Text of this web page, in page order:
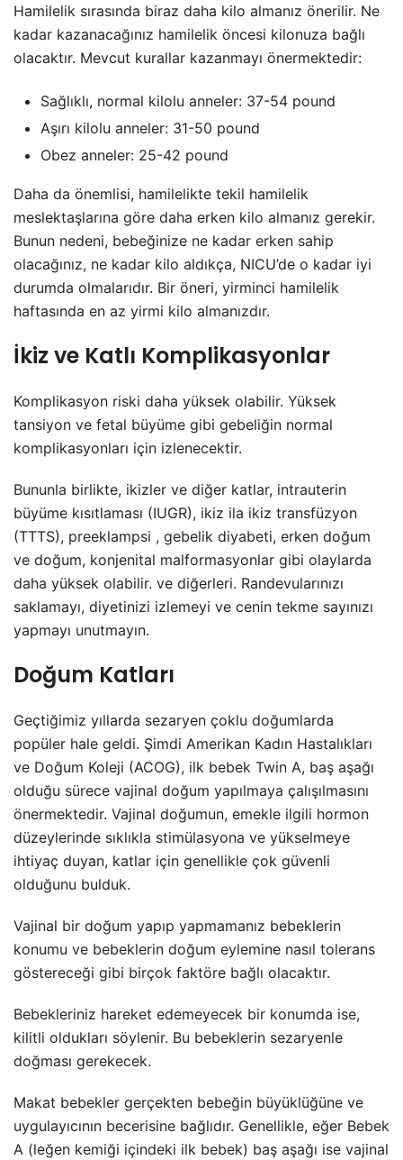
Hamilelik sırasında biraz daha kilo almanız önerilir. Ne
kadar kazanacağınız hamilelik öncesi kilonuza bağlı
olacaktır. Mevcut kurallar kazanmayı önermektedir:
Sağlıklı, normal kilolu anneler: 37-54 pound
Aşırı kilolu anneler: 31-50 pound
Obez anneler: 25-42 pound
Daha da önemlisi, hamilelikte tekil hamilelik
meslektaşlarına göre daha erken kilo almanız gerekir.
Bunun nedeni, bebeğinize ne kadar erken sahip
olacağınız, ne kadar kilo aldıkça, NICU’de o kadar iyi
durumda olmalarıdır. Bir öneri, yirminci hamilelik
haftasında en az yirmi kilo almanızdır.
İkiz ve Katlı Komplikasyonlar
Komplikasyon riski daha yüksek olabilir. Yüksek
tansiyon ve fetal büyüme gibi gebeliğin normal
komplikasyonları için izlenecektir.
Bununla birlikte, ikizler ve diğer katlar, intrauterin
büyüme kısıtlaması (IUGR), ikiz ila ikiz transfüzyon
(TTTS), preeklampsi , gebelik diyabeti, erken doğum
ve doğum, konjenital malformasyonlar gibi olaylarda
daha yüksek olabilir. ve diğerleri. Randevularınızı
saklamayı, diyetinizi izlemeyi ve cenin tekme sayınızı
yapmayı unutmayın.
Doğum Katları
Geçtiğimiz yıllarda sezaryen çoklu doğumlarda
popüler hale geldi. Şimdi Amerikan Kadın Hastalıkları
ve Doğum Koleji (ACOG), ilk bebek Twin A, baş aşağı
olduğu sürece vajinal doğum yapılmaya çalışılmasını
önermektedir. Vajinal doğumun, emekle ilgili hormon
düzeylerinde sıklıkla stimülasyona ve yükselmeye
ihtiyaç duyan, katlar için genellikle çok güvenli
olduğunu bulduk.
Vajinal bir doğum yapıp yapmamanız bebeklerin
konumu ve bebeklerin doğum eylemine nasıl tolerans
göstereceği gibi birçok faktöre bağlı olacaktır.
Bebekleriniz hareket edemeyecek bir konumda ise,
kilitli oldukları söylenir. Bu bebeklerin sezaryenle
doğması gerekecek.
Makat bebekler gerçekten bebeğin büyüklüğüne ve
uygulayıcının becerisine bağlıdır. Genellikle, eğer Bebek
A (leğen kemiği içindeki ilk bebek) baş aşağı ise vajinal